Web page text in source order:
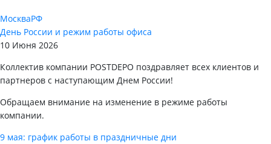
МоскваРФ
День России и режим работы офиса
10 Июня 2026
Коллектив компании POSTDEPO поздравляет всех клиентов и
партнеров с наступающим Днем России!
Обращаем внимание на изменение в режиме работы
компании.
9 мая: график работы в праздничные дни